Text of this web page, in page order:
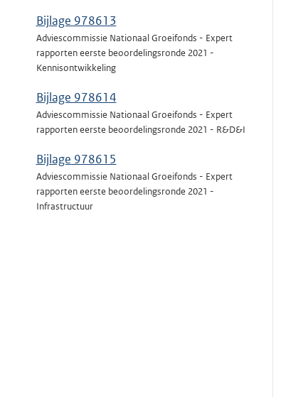
Bijlage 978613
Adviescommissie Nationaal Groeifonds - Expert
rapporten eerste beoordelingsronde 2021 -
Kennisontwikkeling
Bijlage 978614
Adviescommissie Nationaal Groeifonds - Expert
rapporten eerste beoordelingsronde 2021 - R&D&I
Bijlage 978615
Adviescommissie Nationaal Groeifonds - Expert
rapporten eerste beoordelingsronde 2021 -
Infrastructuur